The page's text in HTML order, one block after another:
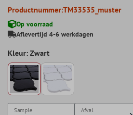
Productnummer:TM33535_muster
Op voorraad
Aflevertijd 4-6 werkdagen
Kleur: Zwart
Sample Afval